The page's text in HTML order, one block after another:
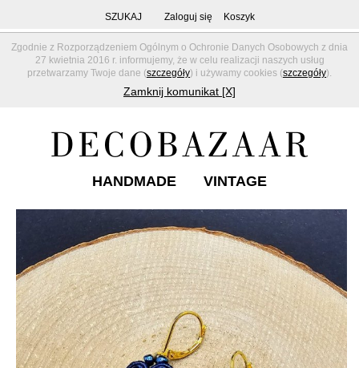
Zgodnie z Rozporządzeniem Ogólnym o Ochronie Danych Osobowych z dnia
27 kwietnia 2016 r. informujemy, że w celu realizacji naszych usług
przetwarzamy Twoje dane (szczegóły) i używamy cookies (szczegóły).
Zamknij komunikat [X]
SZUKAJ Zaloguj się Koszyk
HANDMADE VINTAGE